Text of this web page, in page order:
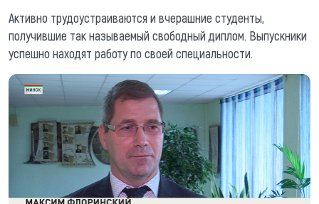
Активно трудоустраиваются и вчерашние студенты,
получившие так называемый свободный диплом. Выпускники
успешно находят работу по своей специальности.